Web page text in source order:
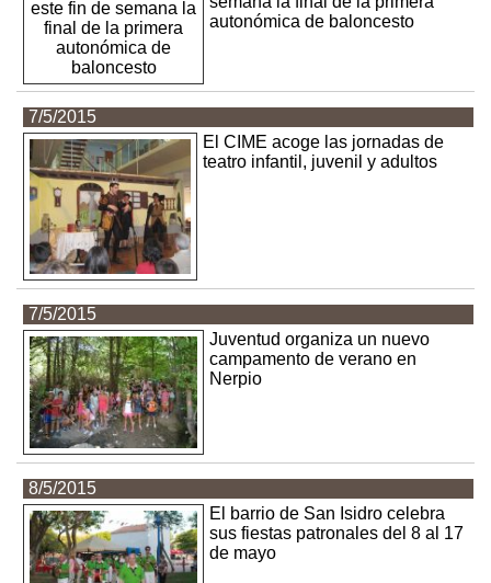
autonómica de baloncesto
7/5/2015
El CIME acoge las jornadas de
teatro infantil, juvenil y adultos
7/5/2015
Juventud organiza un nuevo
campamento de verano en
Nerpio
8/5/2015
El barrio de San Isidro celebra
sus fiestas patronales del 8 al 17
de mayo